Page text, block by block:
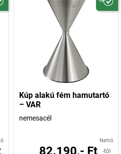
Kúp alakú fém hamutartó
– VAR
nemesacél
Nettó
82.190,- Ft -tól